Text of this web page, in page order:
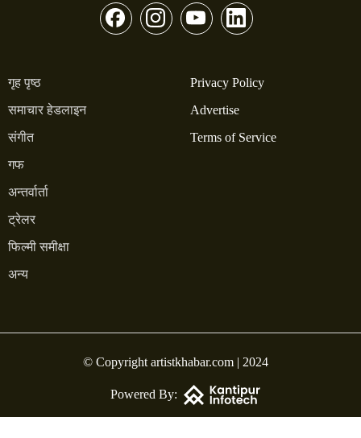
गृह पृष्ठ
समाचार हेडलाइन
संगीत
गफ
अन्तर्वार्ता
ट्रेलर
फिल्मी समीक्षा
अन्य
Privacy Policy
Advertise
Terms of Service
© Copyright artistkhabar.com | 2024
Powered By: